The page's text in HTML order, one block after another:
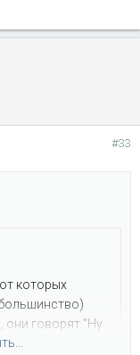
#33
которых
они говорят "Ну
Может Прада,